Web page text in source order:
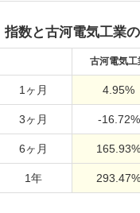
指数と古河電気工業
古河電気工
1ヶ月 4.95%
3ヶ月 -16.72%
6ヶ月 165.93%
1年 293.47%